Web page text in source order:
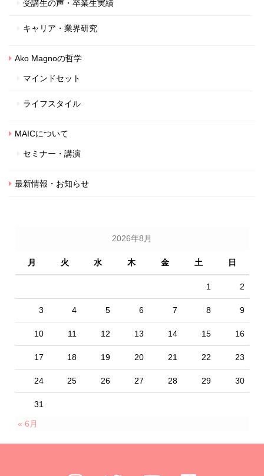
受講生の声・卒業生実績
キャリア・業界研究
Ako Magnoの哲学
マインドセット
ライフスタイル
MAICについて
セミナー・講演
最新情報・お知らせ
2026年8月
月 火 水 木 金 土 日
1 2
3 4 5 6 7 8 9
10 11 12 13 14 15 16
17 18 19 20 21 22 23
24 25 26 27 28 29 30
31
« 6月